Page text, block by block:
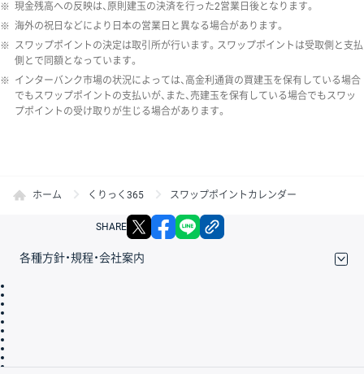
※ 現金残高への反映は、原則建玉の決済を行った2営業日後となります。
※ 海外の祝日などにより日本の営業日と異なる場合があります。
※ スワップポイントの決定は取引所が行います。スワップポイントは受取側と支払
側とで同額となっています。
※ インターバンク市場の状況によっては、高金利通貨の買建玉を保有している場合
でもスワップポイントの支払いが、また、売建玉を保有している場合でもスワッ
プポイントの受け取りが生じる場合があります。
ホーム くりっく365 スワップポイントカレンダー
SHARE X facebook
各種方針・規程・会社案内
会社案内